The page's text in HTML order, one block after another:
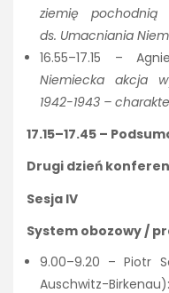
ziemię pochodnią
ds. Umacniania
16.55–17.15 –
Niemiecka akcja
1942-1943 –
17.15–17.45 –
Drugi dzień
Sesja IV
System obozowy /
9.00–9.20 – Piotr
Auschwitz-